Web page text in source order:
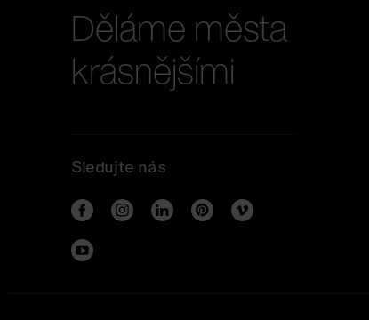
Děláme města
krásnějšími
Sledujte nás